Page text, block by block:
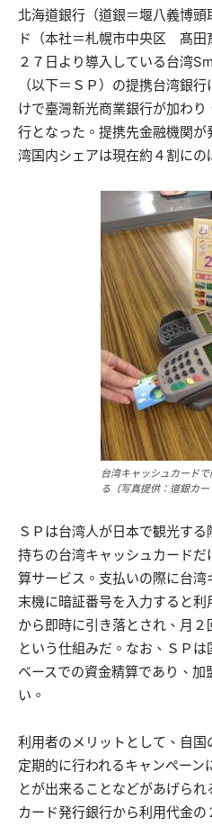
北海道銀行（道銀＝堰八義博
ド（本社＝札幌市中央区 髙田
２７日より導入している台湾
（以下＝ＳＰ）の提携台湾銀
けで臺灣新光商業銀行が加わ
行となった。提携先金融機関
湾国内シェアは現在約４割にの
台湾キャッシュカード
る（写真提供：道銀カー
ＳＰは台湾人が日本で観光す
持ちの台湾キャッシュカード
算サービス。支払いの際に台
末機に暗証番号を入力すると
から即時に引き落とされ、月
という仕組みだ。なお、ＳＰ
ベースでの資金精算であり、
い。
利用者のメリットとして、自国
定期的に行われるキャンペー
とが出来ることなどがあげら
カード発行銀行から利用代金